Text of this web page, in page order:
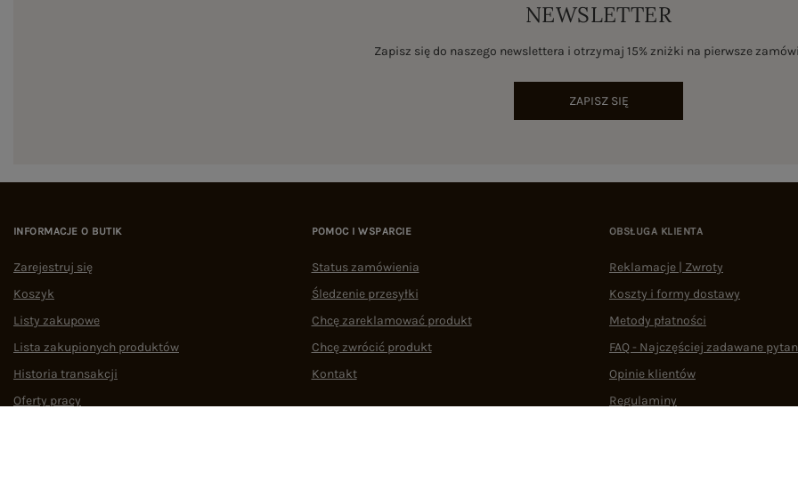
NEWSLETTER
Zapisz się do naszego newslettera i otrzymaj 15% zniżki na pierwsze
ZAPISZ SIĘ
INFORMACJE O BUTIK
Zarejestruj się
Koszyk
Listy zakupowe
Lista zakupionych produktów
Historia transakcji
Oferty pracy
POMOC I WSPARCIE
Status zamówienia
Śledzenie przesyłki
Chcę zareklamować produkt
Chcę zwrócić produkt
Kontakt
OBSŁUGA KLIENTA
Reklamacje | Zwroty
Koszty i formy dostawy
Metody płatności
FAQ - Najczęściej zadawane
Opinie klientów
Regulaminy